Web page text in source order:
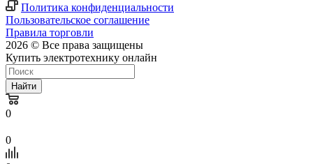
Политика конфиденциальности
Пользовательское соглашение
Правила торговли
2026 © Все права защищены
Купить электротехнику онлайн
Найти
0
0